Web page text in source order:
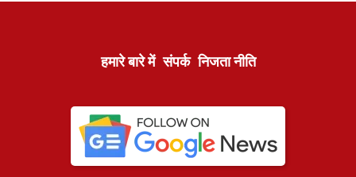
हमारे बारे में संपर्क निजता नीति